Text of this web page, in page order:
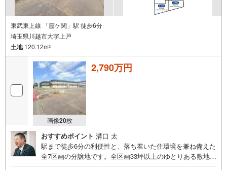
東武東上線 「霞ケ関」駅 徒歩6分
埼玉県川越市大字上戸
土地120.12m2
画像20枚
2,790万円
おすすめポイント 溝口 太
駅まで徒歩6分の利便性と、落ち着いた住環境を兼ね備えた
全7区画の分譲地です。全区画33坪以上のゆとりある敷地